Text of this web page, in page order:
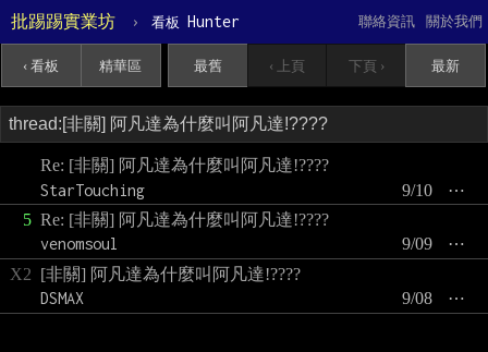
批踢踢實業坊 › 看板 Hunter 關於我們
聯絡資訊
‹ 看板 精華區 最舊 ‹ 上頁 下頁 › 最新
Re: [非關] 阿凡達為什麼叫阿凡達!????
StarTouching
⋯
9/10
5 Re: [非關] 阿凡達為什麼叫阿凡達!????
venomsoul
⋯
9/09
X2 [非關] 阿凡達為什麼叫阿凡達!????
DSMAX
⋯
9/08